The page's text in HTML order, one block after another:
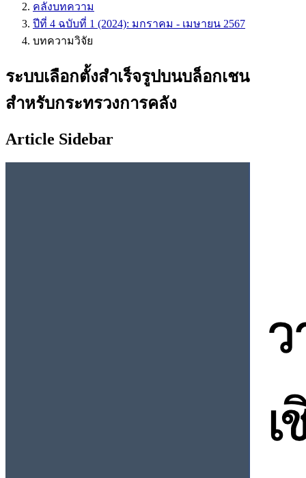
คลังบทความ
ปีที่ 4 ฉบับที่ 1 (2024): มกราคม - เมษายน 2567
บทความวิจัย
ระบบเลือกตั้งสำเร็จรูปบนบล็อกเชน
สำหรับกระทรวงการคลัง
Article Sidebar